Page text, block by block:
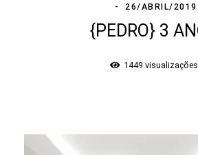
26/ABRIL/2019
{PEDRO} 3
1449 visualizações